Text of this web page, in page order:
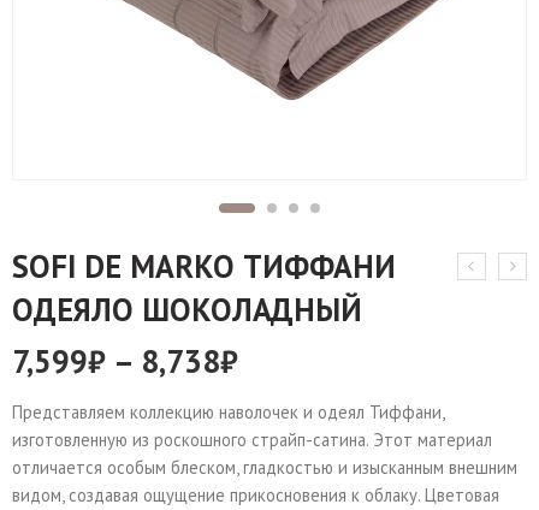
SOFI DE MARKO ТИФФАНИ
ОДЕЯЛО ШОКОЛАДНЫЙ
7,599₽ – 8,738₽
Представляем коллекцию наволочек и одеял Тиффани,
изготовленную из роскошного страйп-сатина. Этот материал
отличается особым блеском, гладкостью и изысканным внешним
видом, создавая ощущение прикосновения к облаку. Цветовая